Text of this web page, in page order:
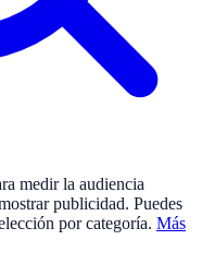
medir la audiencia
publicidad. Puedes
por categoría. Más